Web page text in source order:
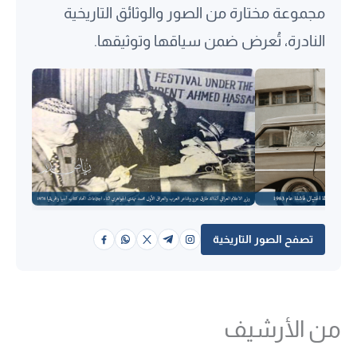
مجموعة مختارة من الصور والوثائق التاريخية
النادرة، تُعرض ضمن سياقها وتوثيقها.
تصفح الصور التاريخية
من الأرشيف